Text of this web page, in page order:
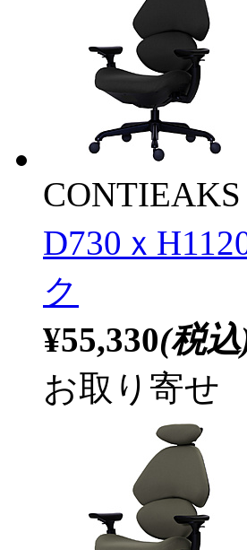
CONTIEAKS
D730ｘ
ク
¥55,330(税込
お取り寄せ